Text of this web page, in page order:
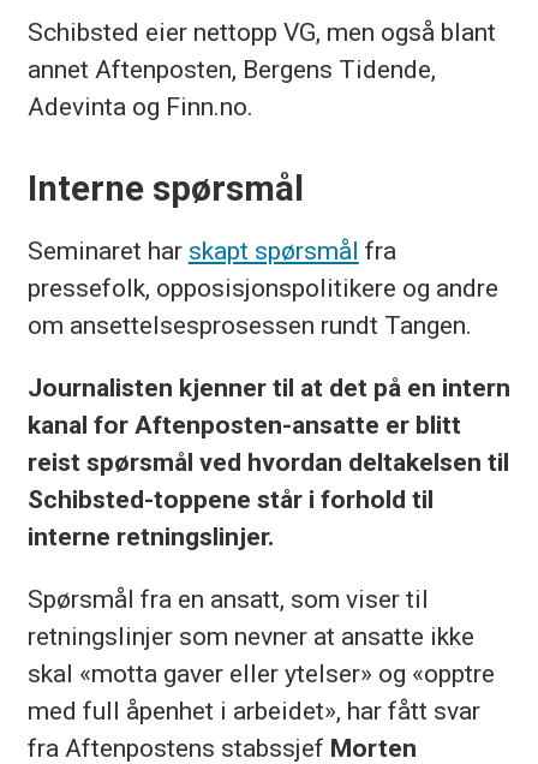
Schibsted eier nettopp VG, men også blant
annet Aftenposten, Bergens Tidende,
Adevinta og Finn.no.
Interne spørsmål
Seminaret har skapt spørsmål fra
pressefolk, opposisjonspolitikere og andre
om ansettelsesprosessen rundt Tangen.
Journalisten kjenner til at det på en intern
kanal for Aftenposten-ansatte er blitt
reist spørsmål ved hvordan deltakelsen til
Schibsted-toppene står i forhold til
interne retningslinjer.
Spørsmål fra en ansatt, som viser til
retningslinjer som nevner at ansatte ikke
skal «motta gaver eller ytelser» og «opptre
med full åpenhet i arbeidet», har fått svar
fra Aftenpostens stabssjef Morten